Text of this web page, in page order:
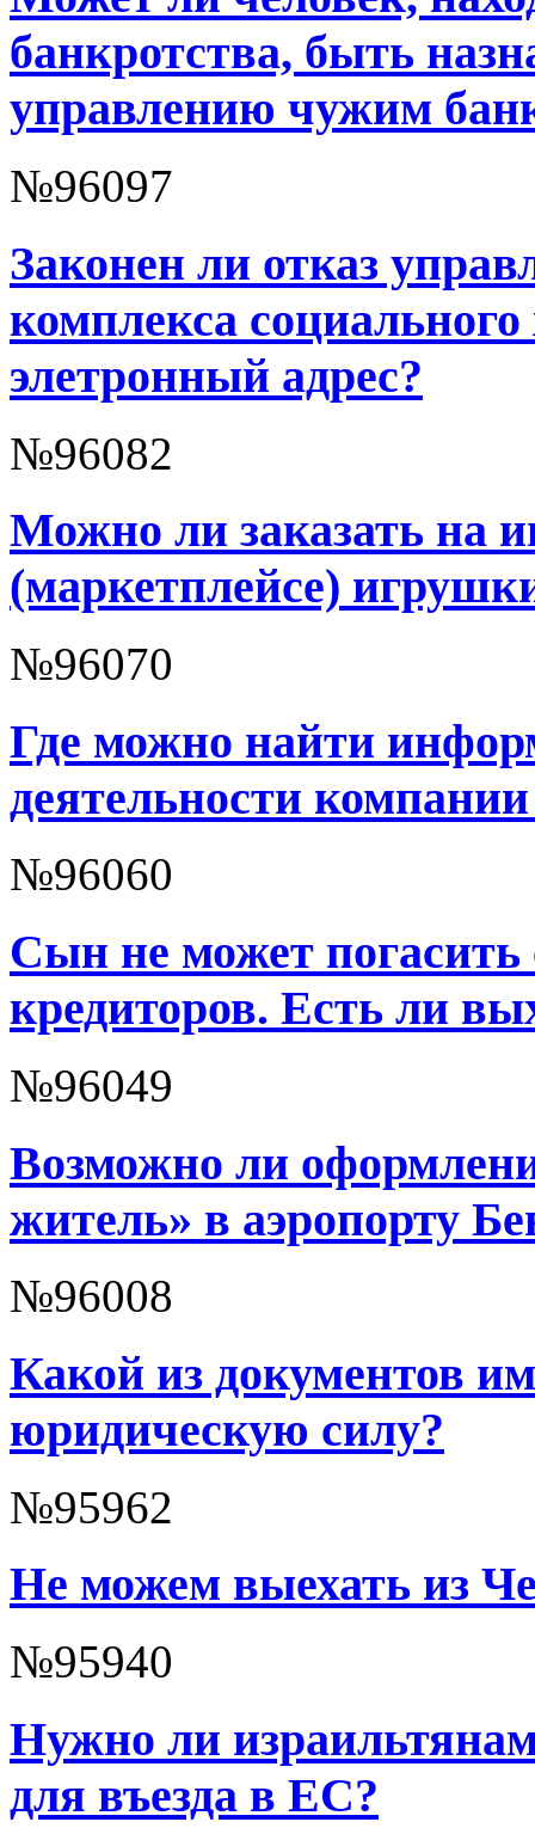
банкротства, быть
управлению чужим
№96097
Законен ли отказ
комплекса
элетронный адрес?
№96082
Можно ли заказать на
(маркетплейсе)
№96070
Где можно найти
деятельности
№96060
Сын не может погасить
кредиторов. Есть ли
№96049
Возможно ли
житель» в аэропорту
№96008
Какой из документов
юридическую силу?
№95962
Не можем выехать из
№95940
Нужно ли
для въезда в ЕС?